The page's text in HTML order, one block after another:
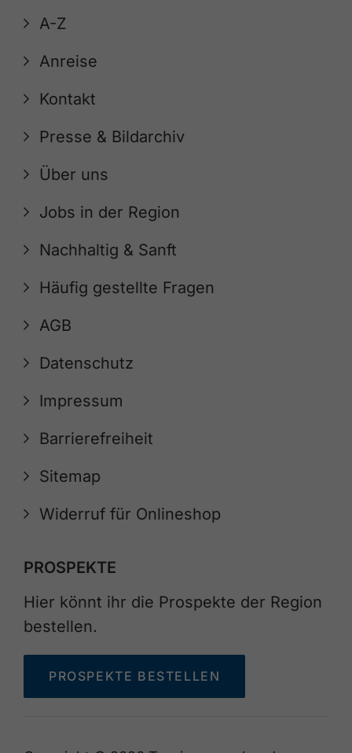
A-Z
Anreise
Kontakt
Presse & Bildarchiv
Über uns
Jobs in der Region
Nachhaltig & Sanft
Häufig gestellte Fragen
AGB
Datenschutz
Impressum
Barrierefreiheit
Sitemap
Widerruf für Onlineshop
PROSPEKTE
Hier könnt ihr die Prospekte der Region
bestellen.
PROSPEKTE BESTELLEN